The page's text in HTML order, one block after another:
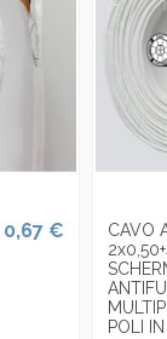
0,67 €
CAVO
POLI